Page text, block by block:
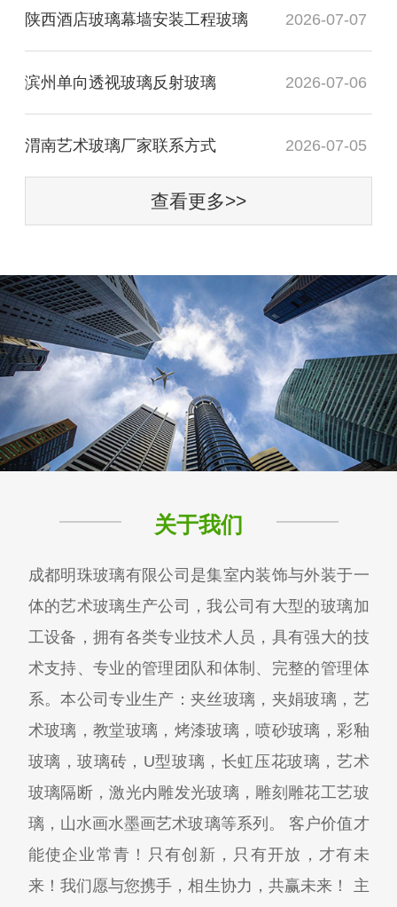
陕西酒店玻璃幕墙安装工程玻璃 2026-07-07
滨州单向透视玻璃反射玻璃 2026-07-06
渭南艺术玻璃厂家联系方式 2026-07-05
查看更多>>
关于我们
成都明珠玻璃有限公司是集室内装饰与外装于一
体的艺术玻璃生产公司，我公司有大型的玻璃加
工设备，拥有各类专业技术人员，具有强大的技
术支持、专业的管理团队和体制、完整的管理体
系。本公司专业生产：夹丝玻璃，夹娟玻璃，艺
术玻璃，教堂玻璃，烤漆玻璃，喷砂玻璃，彩釉
玻璃，玻璃砖，U型玻璃，长虹压花玻璃，艺术
玻璃隔断，激光内雕发光玻璃，雕刻雕花工艺玻
璃，山水画水墨画艺术玻璃等系列。 客户价值才
能使企业常青！只有创新，只有开放，才有未
来！我们愿与您携手，相生协力，共赢未来！ 主